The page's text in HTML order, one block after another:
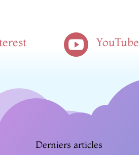
 YouTube
Derniers articles